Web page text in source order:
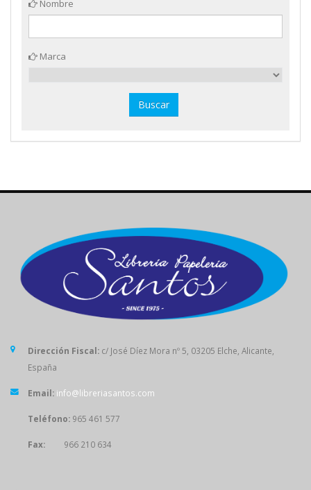
Nombre
Marca
Dirección Fiscal: c/ José Díez Mora nº 5, 03205 Elche, Alicante,
España
Email: info@libreriasantos.com
Teléfono: 965 461 577
Fax: 966 210 634